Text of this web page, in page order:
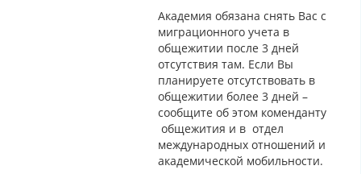
Академия обязана снять Вас с
миграционного учета в
общежитии после 3 дней
отсутствия там. Если Вы
планируете отсутствовать в
общежитии более 3 дней –
сообщите об этом коменданту
общежития и в отдел
международных отношений и
академической мобильности.